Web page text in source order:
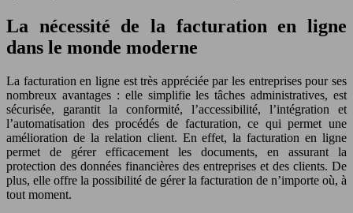
La nécessité de la facturation en ligne
dans le monde moderne
La facturation en ligne est très appréciée par les entreprises pour ses
nombreux avantages : elle simplifie les tâches administratives, est
sécurisée, garantit la conformité, l’accessibilité, l’intégration et
l’automatisation des procédés de facturation, ce qui permet une
amélioration de la relation client. En effet, la facturation en ligne
permet de gérer efficacement les documents, en assurant la
protection des données financières des entreprises et des clients. De
plus, elle offre la possibilité de gérer la facturation de n’importe où, à
tout moment.